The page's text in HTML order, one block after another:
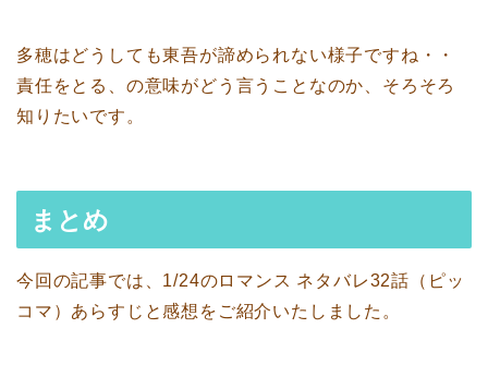
多穂はどうしても東吾が諦められない様子ですね・・
責任をとる、の意味がどう言うことなのか、そろそろ
知りたいです。
まとめ
今回の記事では、1/24のロマンス ネタバレ32話（ピッ
コマ）あらすじと感想をご紹介いたしました。